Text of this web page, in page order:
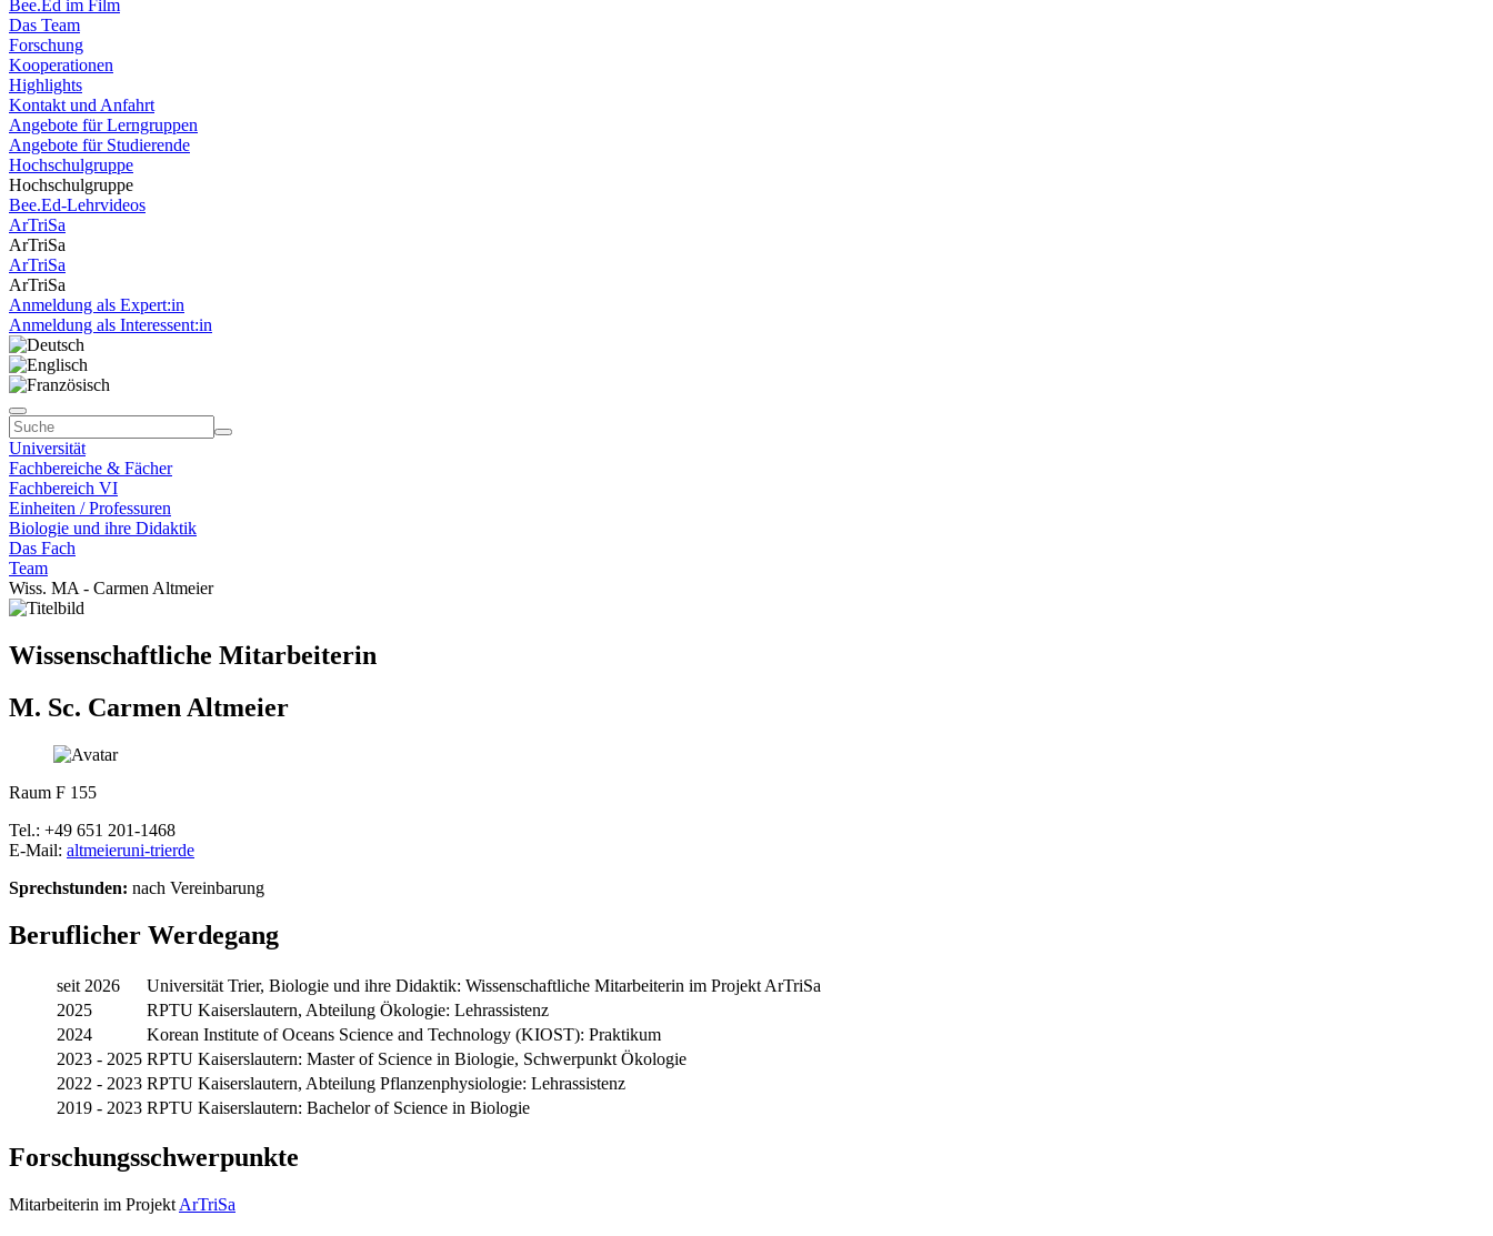
Bee.Ed im Film
Das Team
Forschung
Kooperationen
Highlights
Kontakt und Anfahrt
Angebote für Lerngruppen
Angebote für Studierende
Hochschulgruppe
Hochschulgruppe
Bee.Ed-Lehrvideos
ArTriSa
ArTriSa
ArTriSa
ArTriSa
Anmeldung als Expert:in
Anmeldung als Interessent:in
Universität
Fachbereiche & Fächer
Fachbereich VI
Einheiten / Professuren
Biologie und ihre Didaktik
Das Fach
Team
Wiss. MA - Carmen Altmeier
Wissenschaftliche Mitarbeiterin
M. Sc. Carmen Altmeier
Raum F 155
Tel.: +49 651 201-1468
E-Mail: altmeieruni-trierde
Sprechstunden: nach Vereinbarung
Beruflicher Werdegang
seit 2026
Universität Trier, Biologie und ihre Didaktik: Wissenschaftliche Mitarbeiterin im Projekt ArTriSa
2025
RPTU Kaiserslautern, Abteilung Ökologie: Lehrassistenz
2024
Korean Institute of Oceans Science and Technology (KIOST): Praktikum
2023 - 2025 RPTU Kaiserslautern: Master of Science in Biologie, Schwerpunkt Ökologie
2022 - 2023 RPTU Kaiserslautern, Abteilung Pflanzenphysiologie: Lehrassistenz
2019 - 2023 RPTU Kaiserslautern: Bachelor of Science in Biologie
Forschungsschwerpunkte
Mitarbeiterin im Projekt ArTriSa